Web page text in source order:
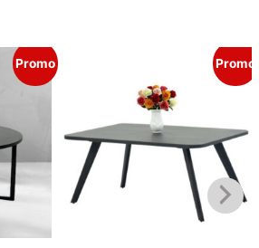
Promo Promo